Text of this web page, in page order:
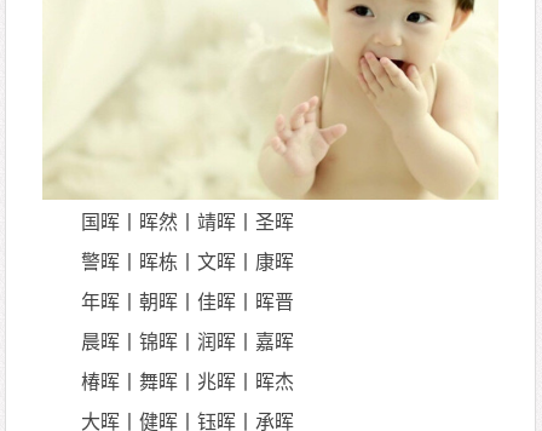
国晖丨晖然丨靖晖丨圣晖
警晖丨晖栋丨文晖丨康晖
年晖丨朝晖丨佳晖丨晖晋
晨晖丨锦晖丨润晖丨嘉晖
椿晖丨舞晖丨兆晖丨晖杰
大晖丨健晖丨钰晖丨承晖